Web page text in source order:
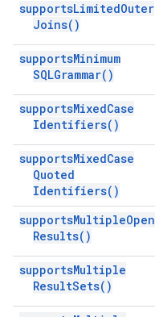
supportsLimitedOuter
Joins( )
supportsMinimum
SQLGrammar( )
supportsMixedCase
Identifiers( )
supportsMixedCase
Quoted
Identifiers( )
supportsMultipleOpen
Results( )
supportsMultiple
ResultSets( )